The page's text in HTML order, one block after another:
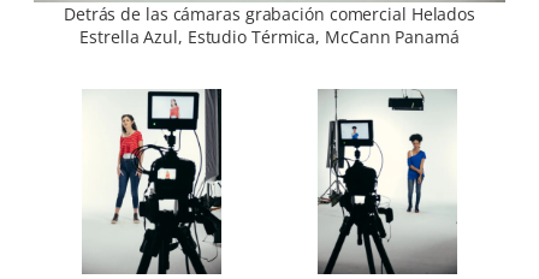
Detrás de las cámaras grabación comercial Helados
Estrella Azul, Estudio Térmica, McCann Panamá